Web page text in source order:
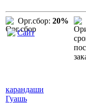
Орг.сбор: 20%
Сайт
карандаши
Гуашь